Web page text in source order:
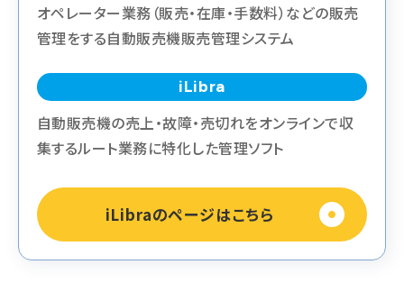
オペレーター業務（販売・在庫・手数料）などの販売
管理をする自動販売機販売管理システム
iLibra
自動販売機の売上・故障・売切れをオンラインで収
集するルート業務に特化した管理ソフト
iLibraのページはこちら